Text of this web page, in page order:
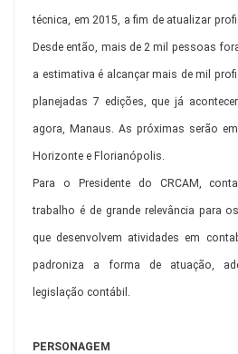
técnica, em 2015, a fim de atualizar
Desde então, mais de 2 mil pessoas
a estimativa é alcançar mais de mil
planejadas 7 edições, que já
agora, Manaus. As próximas serão
Horizonte e Florianópolis.
Para o Presidente do CRCAM,
trabalho é de grande relevância para
que desenvolvem atividades em
padroniza a forma de atuação,
legislação contábil.
PERSONAGEM